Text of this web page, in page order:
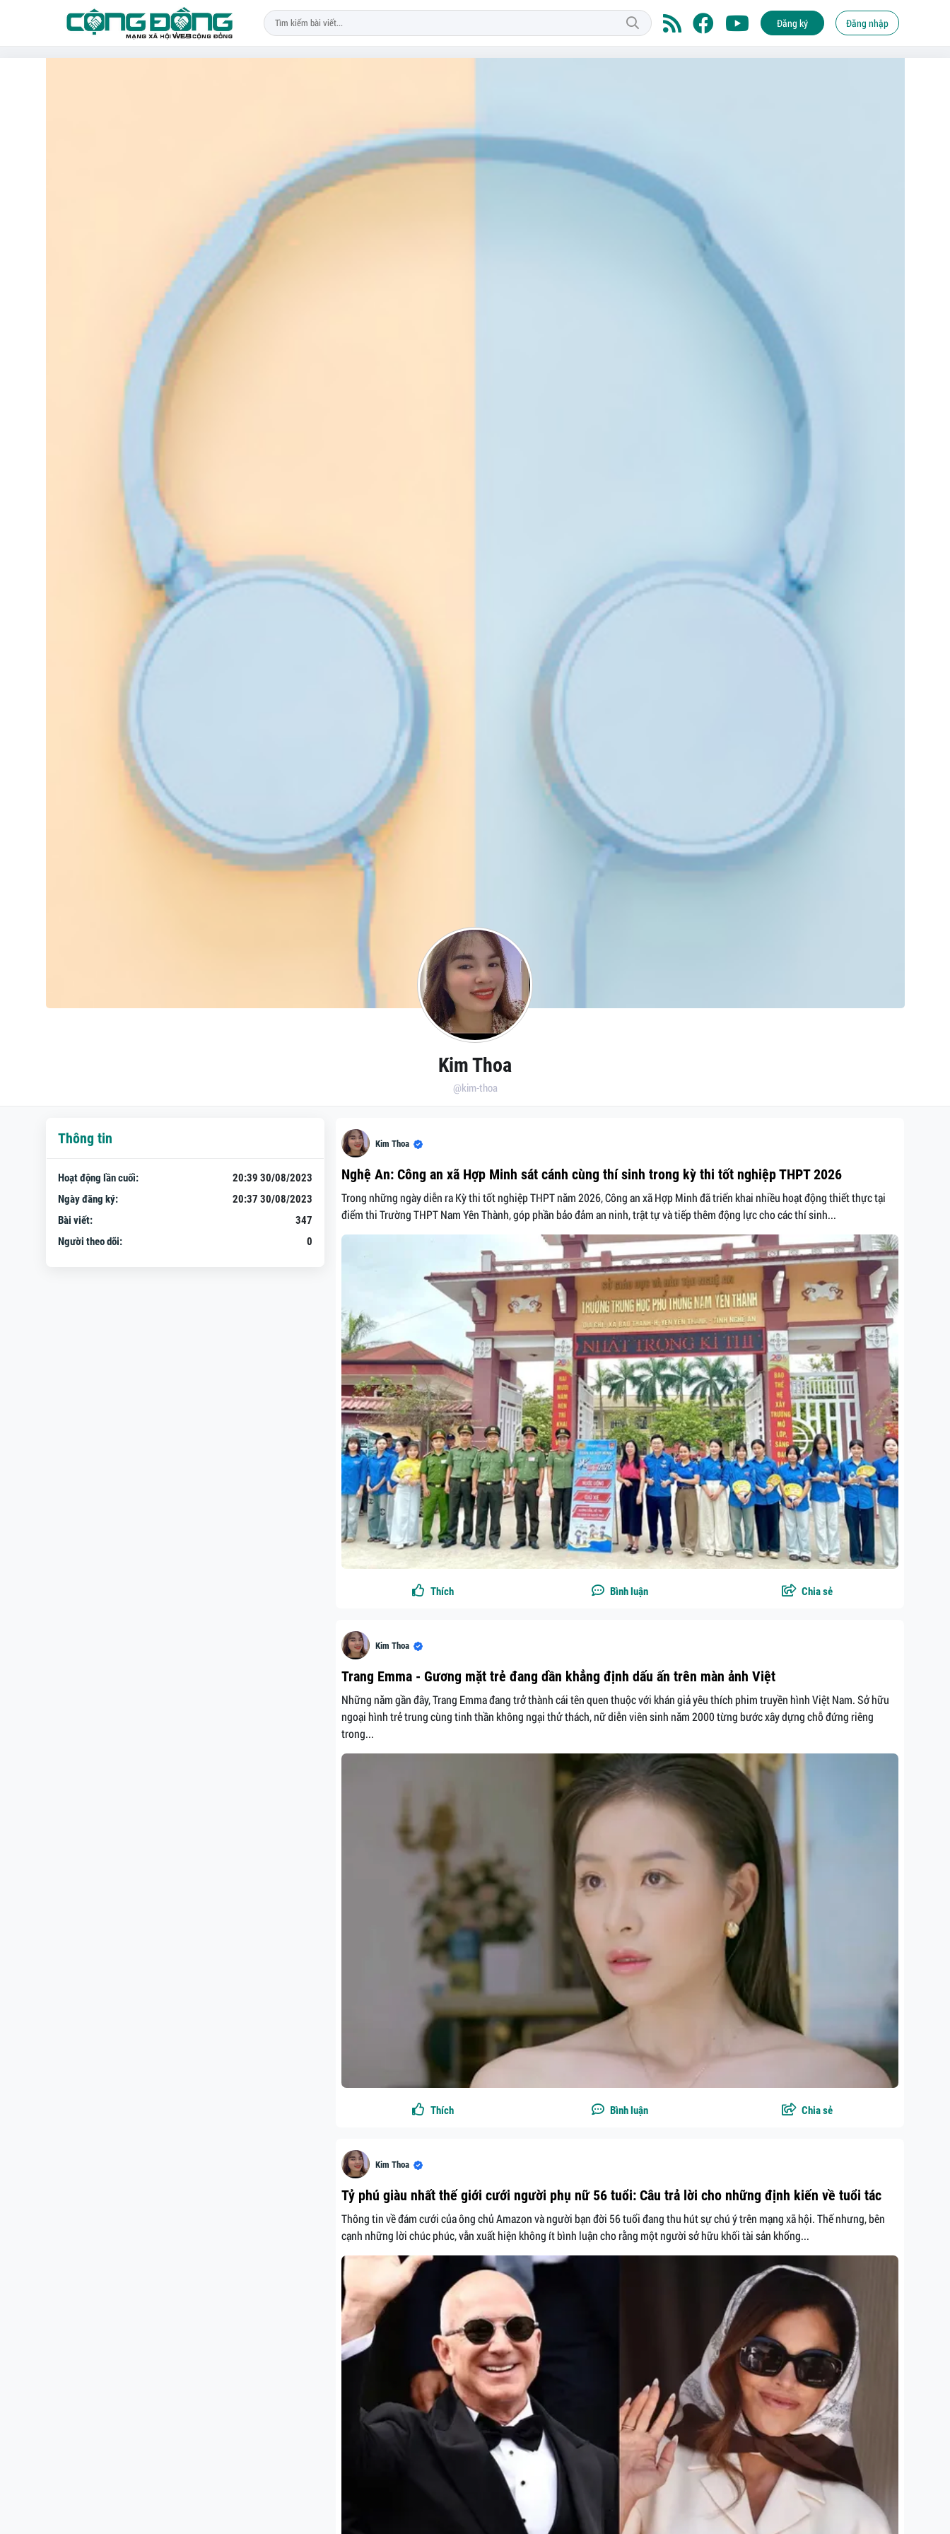
Đăng ký Đăng nhập
Kim Thoa
@kim-thoa
Kim Thoa
Nghệ An: Công an xã Hợp Minh sát cánh cùng thí sinh trong kỳ thi tốt nghiệp THPT 2026
Trong những ngày diễn ra Kỳ thi tốt nghiệp THPT năm 2026, Công an xã Hợp Minh đã triển khai nhiều hoạt động thiết thực tại
điểm thi Trường THPT Nam Yên Thành, góp phần bảo đảm an ninh, trật tự và tiếp thêm động lực cho các thí sinh...
Thích Bình luận Chia sẻ
Kim Thoa
Trang Emma - Gương mặt trẻ đang dần khẳng định dấu ấn trên màn ảnh Việt
Những năm gần đây, Trang Emma đang trở thành cái tên quen thuộc với khán giả yêu thích phim truyền hình Việt Nam. Sở hữu
ngoại hình trẻ trung cùng tinh thần không ngại thử thách, nữ diễn viên sinh năm 2000 từng bước xây dựng chỗ đứng riêng
trong...
Thích Bình luận Chia sẻ
Kim Thoa
Tỷ phú giàu nhất thế giới cưới người phụ nữ 56 tuổi: Câu trả lời cho những định kiến về tuổi tác
Thông tin về đám cưới của ông chủ Amazon và người bạn đời 56 tuổi đang thu hút sự chú ý trên mạng xã hội. Thế nhưng, bên
cạnh những lời chúc phúc, vẫn xuất hiện không ít bình luận cho rằng một người sở hữu khối tài sản khổng...
Thông tin
Hoạt động lần cuối:
20:39 30/08/2023
Ngày đăng ký:
20:37 30/08/2023
Bài viết:
347
Người theo dõi:
0